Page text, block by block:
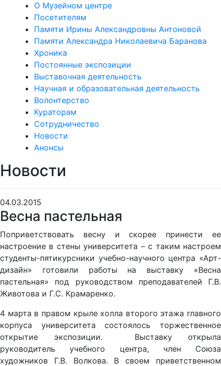
О Музейном центре
Посетителям
Памяти Ирины Александровны Антоновой
Памяти Александра Николаевича Баранова
Хроника
Постоянные экспозиции
Выставочная деятельность
Научная и образовательная деятельность
Волонтерство
Кураторам
Сотрудничество
Новости
Анонсы
Новости
04.03.2015
Весна пастельная
Поприветствовать весну и скорее принести ее
настроение в стены университета – с таким настроем
студенты-пятикурсники учебно-научного центра «Арт-
дизайн» готовили работы на выставку «Весна
пастельная» под руководством преподавателей Г.В.
Животова и Г.С. Крамаренко.
4 марта в правом крыле холла второго этажа главного
корпуса университета состоялось торжественное
открытие экспозиции. Выставку открыла
руководитель учебного центра, член Союза
художников Г.В. Волкова. В своем приветственном